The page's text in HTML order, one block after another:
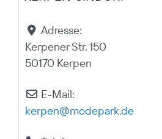
Adresse:
Kerpener Str. 150
50170 Kerpen
E-Mail:
kerpen@modepark.de